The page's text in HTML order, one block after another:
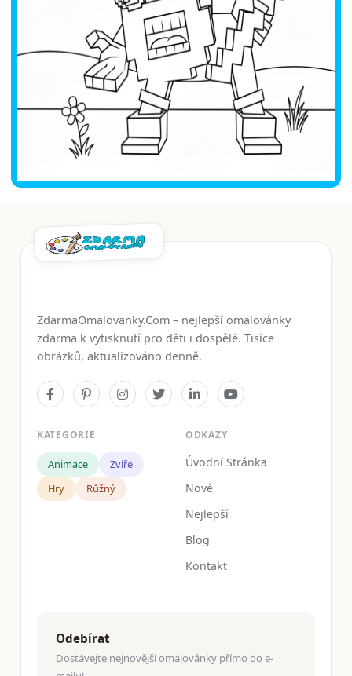
ZdarmaOmalovanky.Com – nejlepší omalovánky
zdarma k vytisknutí pro děti i dospělé. Tisíce
obrázků, aktualizováno denně.
KATEGORIE
Animace
Zvíře
Hry
Růžný
ODKAZY
Úvodní Stránka
Nové
Nejlepší
Blog
Kontakt
Odebírat
Dostávejte nejnovější omalovánky přímo do e-